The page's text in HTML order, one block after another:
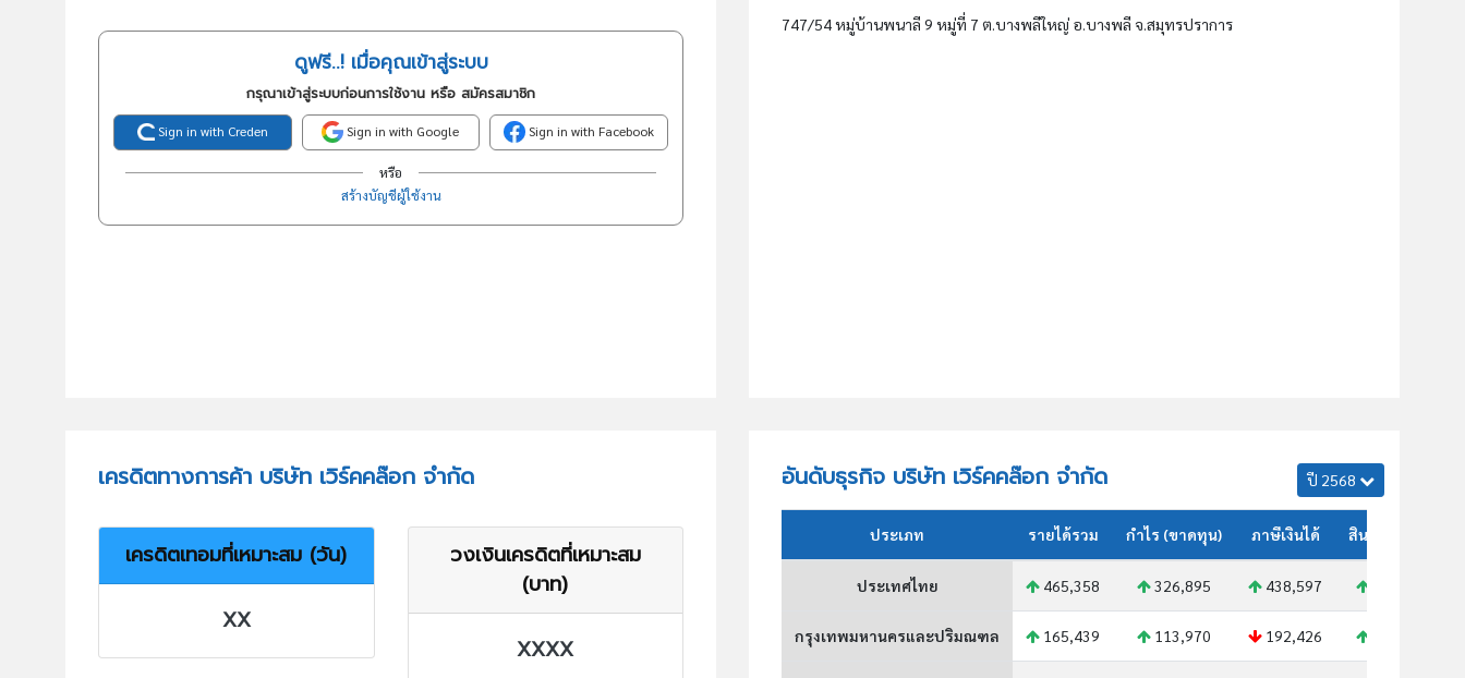
ดูฟรี..! เมื่อคุณเข้าสู่ระบบ
กรุณาเข้าสู่ระบบก่อนการใช้งาน หรือ สมัครสมาชิก
Sign in with Creden Sign in with Google Sign in with Facebook
หรือ
สร้างบัญชีผู้ใช้งาน
747/54 หมู่บ้านพนาลี 9 หมู่ที่ 7 ต.บางพลีใหญ่ อ.บางพลี จ.สมุทรปราการ
เครดิตทางการค้า บริษัท เวิร์คคล๊อก จำกัด
เครดิตเทอมที่เหมาะสม (วัน)
XX
วงเงินเครดิตที่เหมาะสม
(บาท)
XXXX
อันดับธุรกิจ บริษัท เวิร์คคล๊อก จำกัด ปี 2568
ประเภท รายได้รวม กำไร (ขาดทุน) ภาษีเงินได้ สินทรัพย์รวม
ประเทศไทย 465,358 326,895 438,597
กรุงเทพมหานครและปริมณฑล 165,439 113,970 192,426